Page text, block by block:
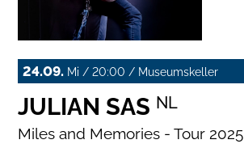
24.09. Mi / 20:00 / Museumskeller
JULIAN SAS NL
Miles and Memories - Tour 2025